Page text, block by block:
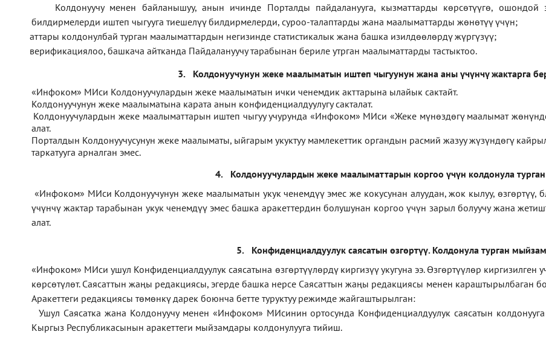
Колдонуучу менен байланышуу, анын ичинде Порталды пайдаланууга, кызматтарды көрсөтүүгө, ошондой
билдирмелерди иштеп чыгууга тиешелүү билдирмелерди, суроо-талаптарды жана маалыматтарды жөнөтүү үчүн;
аттары колдонулбай турган маалыматтардын негизинде статистикалык жана башка изилдөөлөрдү жүргүзүү;
верификациялоо, башкача айтканда Пайдалануучу тарабынан бериле утрган маалыматтарды тастыктоо.
3.
Колдонуучунун жеке маалыматын иштеп чыгуунун жана аны үчүнчү жактарга
«Инфоком» МИси Колдонуучулардын жеке маалыматын ички ченемдик акттарына ылайык сактайт.
Колдонуучунун жеке маалыматына карата анын конфиденциалдуулугу сакталат.
Колдонуучулардын жеке маалыматтарын иштеп чыгуу учурунда «Инфоком» МИси«Жеке мүнөздөгү маалымат
алат.
Порталдын Колдонуучусунун жеке маалыматы, ыйгарым укуктуу мамлекеттик органдын расмий жазуу жүзүндөгү
таркатууга арналган эмес.
4.
Колдонуучулардын жеке маалыматтарын коргоо үчүн колдонула
«Инфоком» МИси Колдонуучунун жеке маалыматын укук ченемдүү эмес же кокусунан алуудан, жок кылуу, өзгөртүү,
үчүнчү жактар тарабынан укук ченемдүү эмес башка аракеттердин болушунан коргоо үчүн зарыл болуучу жана
алат.
5. Конфиденциалдуулук саясатын өзгөртүү. Колдонула турган
«Инфоком» МИси ушул Конфиденциалдуулук саясатына өзгөртүүлөрдү киргизүү укугуна ээ. Өзгөртүүлөр
көрсөтүлөт. Саясаттын жаңы редакциясы, эгерде башка нерсе Саясаттын жаңы редакциясы менен караштырылбаган
Аракеттеги редакциясы төмөнкү дарек боюнча бетте туруктуу режимде жайгаштырылган:
Ушул Саясатка жана Колдонуучу менен «Инфоком» МИсинин ортосунда Конфиденциалдуулук саясатын
Кыргыз Республикасынын аракеттеги мыйзамдары колдонулууга тийиш.